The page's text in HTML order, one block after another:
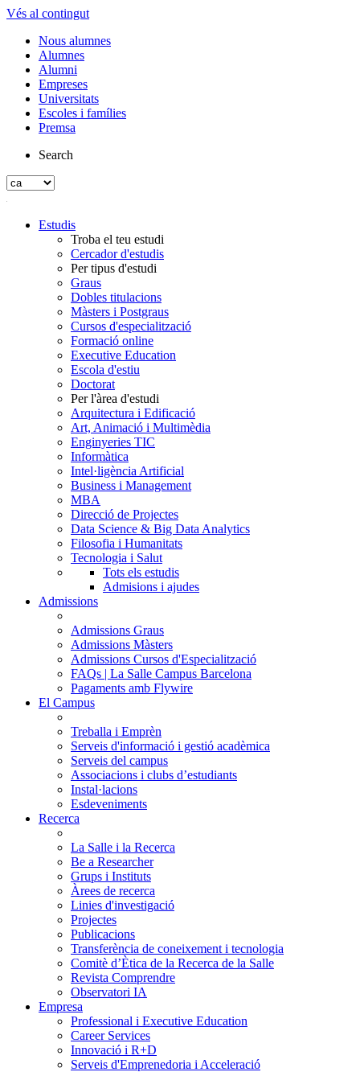
Vés al contingut
Nous alumnes
Alumnes
Alumni
Empreses
Universitats
Escoles i famílies
Premsa
Search
Estudis
Troba el teu estudi
Cercador d'estudis
Per tipus d'estudi
Graus
Dobles titulacions
Màsters i Postgraus
Cursos d'especialització
Formació online
Executive Education
Escola d'estiu
Doctorat
Per l'àrea d'estudi
Arquitectura i Edificació
Art, Animació i Multimèdia
Enginyeries TIC
Informàtica
Intel·ligència Artificial
Business i Management
MBA
Direcció de Projectes
Data Science & Big Data Analytics
Filosofia i Humanitats
Tecnologia i Salut
Tots els estudis
Admisions i ajudes
Admissions
Admissions Graus
Admissions Màsters
Admissions Cursos d'Especialització
FAQs | La Salle Campus Barcelona
Pagaments amb Flywire
El Campus
Treballa i Emprèn
Serveis d'informació i gestió acadèmica
Serveis del campus
Associacions i clubs d’estudiants
Instal·lacions
Esdeveniments
Recerca
La Salle i la Recerca
Be a Researcher
Grups i Instituts
Àrees de recerca
Linies d'investigació
Projectes
Publicacions
Transferència de coneixement i tecnologia
Comitè d’Ètica de la Recerca de la Salle
Revista Comprendre
Observatori IA
Empresa
Professional i Executive Education
Career Services
Innovació i R+D
Serveis d'Emprenedoria i Acceleració